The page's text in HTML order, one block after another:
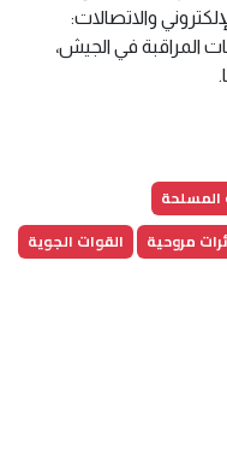
والاتصالات:
المراقبة في الجيش،
المسلحة
مروحية
القوات الجوية